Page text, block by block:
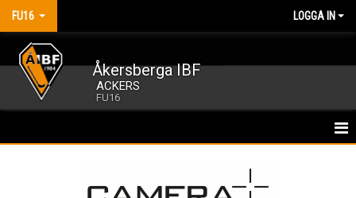
FU16 LOGGA IN
Åkersberga IBF
ACKERS
FU16